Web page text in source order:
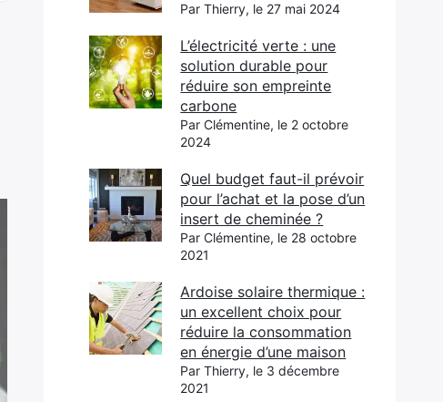
Par Thierry, le 27 mai 2024
L’électricité verte : une
solution durable pour
réduire son empreinte
carbone
Par Clémentine, le 2 octobre
2024
Quel budget faut-il prévoir
pour l’achat et la pose d’un
insert de cheminée ?
Par Clémentine, le 28 octobre
2021
Ardoise solaire thermique :
un excellent choix pour
réduire la consommation
en énergie d’une maison
Par Thierry, le 3 décembre
2021